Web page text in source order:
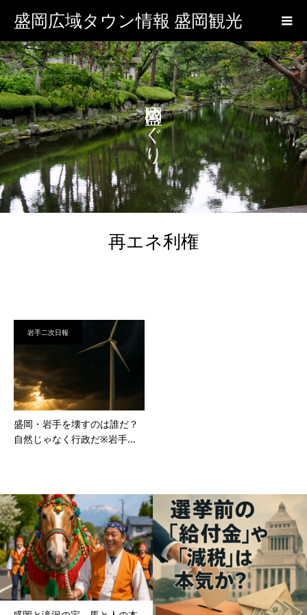
盛岡広域タウン情報 盛岡観光
盛岡めぐり
再エネ利権
岩手二次日報
盛岡・岩手を壊すのは誰だ？
自然じゃなく行政だ※岩手...